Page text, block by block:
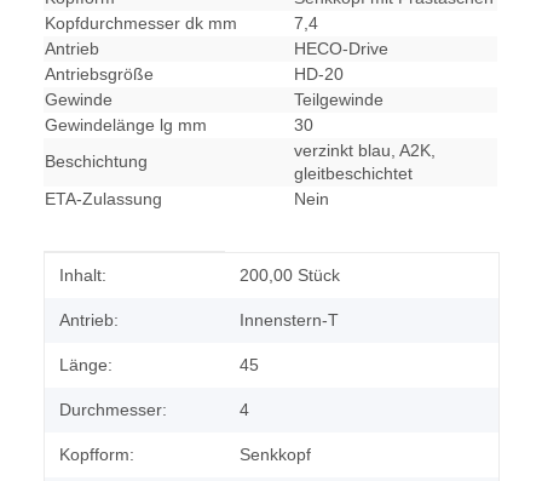
Kopfdurchmesser dk mm
7,4
Antrieb
HECO-Drive
Antriebsgröße
HD-20
Gewinde
Teilgewinde
Gewindelänge lg mm
30
Beschichtung
verzinkt blau, A2K,
gleitbeschichtet
ETA-Zulassung
Nein
Produkteigenschaft
Wert
Inhalt: 200,00 Stück
Antrieb: Innenstern-T
Länge: 45
Durchmesser: 4
Kopfform: Senkkopf